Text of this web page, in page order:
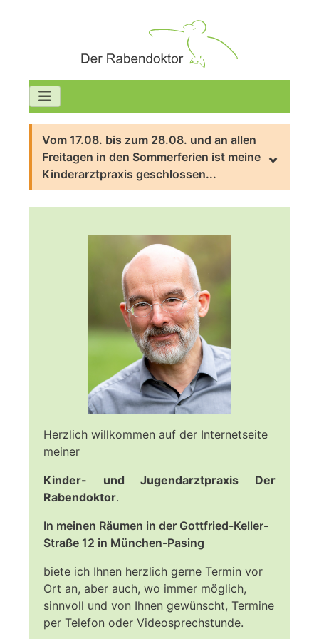
Vom 17.08. bis zum 28.08. und an allen
Freitagen in den Sommerferien ist meine
Kinderarztpraxis geschlossen...
Herzlich willkommen auf der Internetseite
meiner
Kinder- und Jugendarztpraxis Der
Rabendoktor.
In meinen Räumen in der Gottfried-Keller-
Straße 12 in München-Pasing
biete ich Ihnen herzlich gerne Termin vor
Ort an, aber auch, wo immer möglich,
sinnvoll und von Ihnen gewünscht, Termine
per Telefon oder Videosprechstunde.